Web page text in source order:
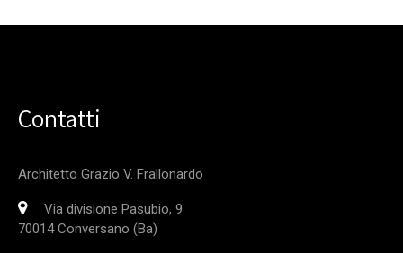
Contatti
Architetto Grazio V. Frallonardo
Via divisione Pasubio, 9
70014 Conversano (Ba)